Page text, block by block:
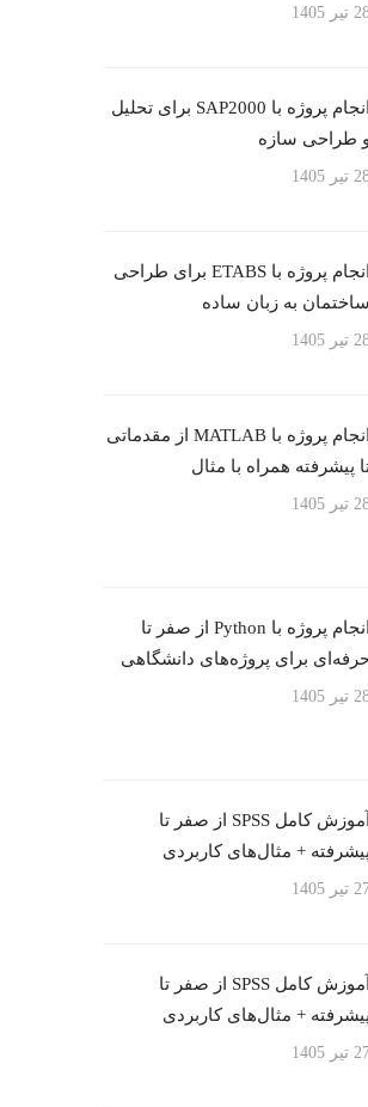
1405
انجام پروژه با SAP2000 برای تحلیل
و طراحی سازه
1405
انجام پروژه با ETABS برای طراحی
ساختمان به زبان ساده
1405
انجام پروژه با MATLAB از مقدماتی
پیشرفته همراه با مثال
1405
انجام پروژه با Python از صفر تا
برای پروژه‌های دانشگاهی
1405
آموزش کامل SPSS از صفر تا
پیشرفته + مثال‌های کاربردی
1405
آموزش کامل SPSS از صفر تا
پیشرفته + مثال‌های کاربردی
1405